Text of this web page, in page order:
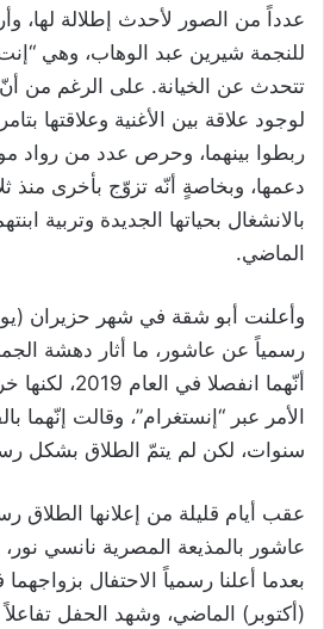
عدداً من الصور لأحدث إطلالة لها،
للنجمة شيرين عبد الوهاب، وهي
تتحدث عن الخيانة. على الرغم من
لوجود علاقة بين الأغنية وعلاقتها
ربطوا بينهما، وحرص عدد من رواد
دعمها، وبخاصةٍ أنّه تزوّج بأخرى منذ
بالانشغال بحياتها الجديدة وتربية
الماضي.
وأعلنت أبو شقة في شهر حزيران
رسمياً عن عاشور، ما أثار دهشة
أنّهما انفصلا
سنوات، لكن لم يتمّ الطلاق بشكل
عقب أيام قليلة من إعلانها الطلاق
عاشور بالمذيعة المصرية نانسي نور،
بعدما أعلنا رسمياً الاحتفال
(أكتوبر) الماضي، وشهد الحفل